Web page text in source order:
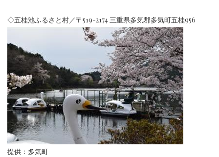
◇五桂池ふるさと村／〒519-2174 三重県多気郡多気町五桂956
提供：多気町